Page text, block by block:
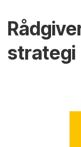
strategi